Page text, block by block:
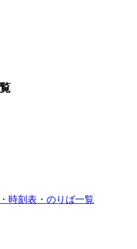
時刻表・のりば一覧